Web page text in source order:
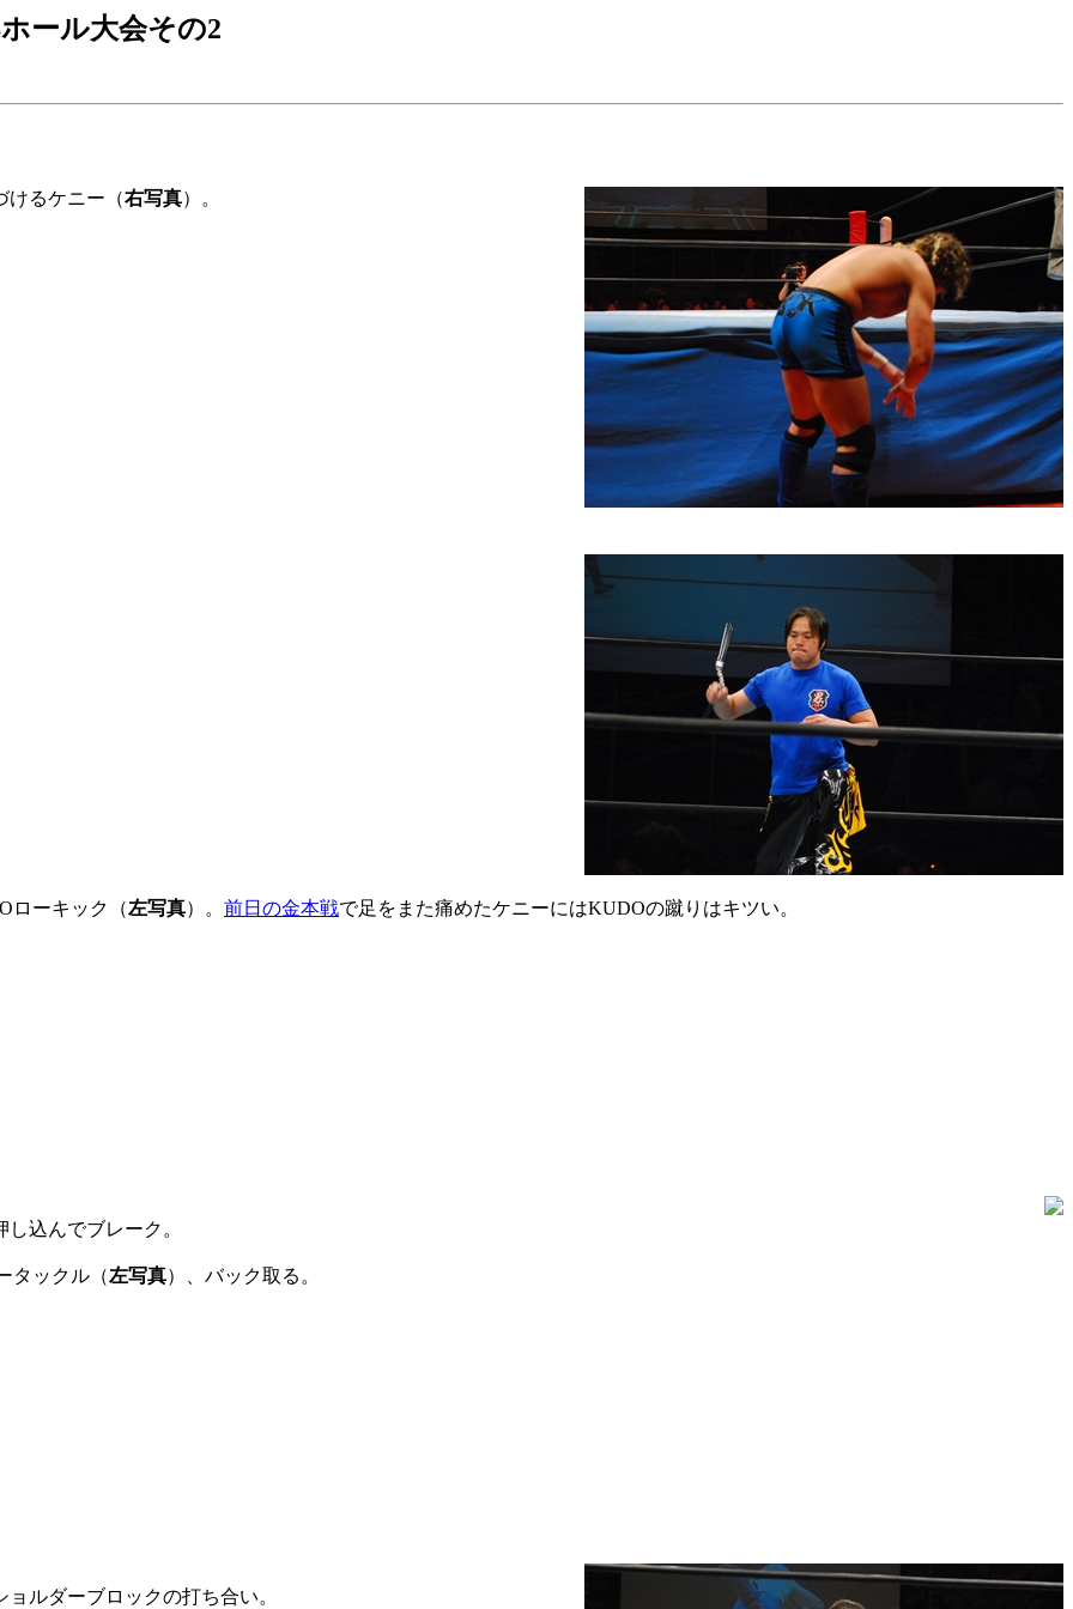
ール大会その2
けるケニー（右写真）。
ローキック（左写真）。 前日の金本戦で足をまた痛めたケニーにはKUDOの蹴りはキツい。
込んでブレーク。
タックル（左写真）、バック取る。
ルダーブロックの打ち合い。